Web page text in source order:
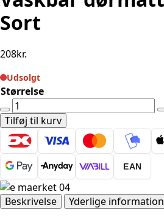
Sort
208kr.
Udsolgt
Størrelse
Vaskbar
dørmåtte
-
Plain
Sort
antal
Tilføj til kurv
EAN
Beskrivelse
Yderlige information